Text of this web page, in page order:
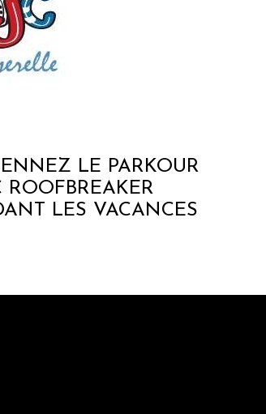
LE PARKOUR
ROOFBREAKER
LES VACANCES